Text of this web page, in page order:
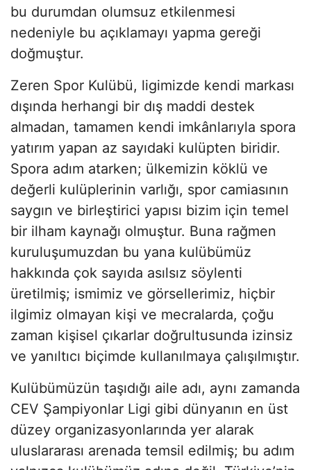
bu durumdan olumsuz etkilenmesi
nedeniyle bu açıklamayı yapma gereği
doğmuştur.
Zeren Spor Kulübü, ligimizde kendi markası
dışında herhangi bir dış maddi destek
almadan, tamamen kendi imkânlarıyla spora
yatırım yapan az sayıdaki kulüpten biridir.
Spora adım atarken; ülkemizin köklü ve
değerli kulüplerinin varlığı, spor camiasının
saygın ve birleştirici yapısı bizim için temel
bir ilham kaynağı olmuştur. Buna rağmen
kuruluşumuzdan bu yana kulübümüz
hakkında çok sayıda asılsız söylenti
üretilmiş; ismimiz ve görsellerimiz, hiçbir
ilgimiz olmayan kişi ve mecralarda, çoğu
zaman kişisel çıkarlar doğrultusunda izinsiz
ve yanıltıcı biçimde kullanılmaya çalışılmıştır.
Kulübümüzün taşıdığı aile adı, aynı zamanda
CEV Şampiyonlar Ligi gibi dünyanın en üst
düzey organizasyonlarında yer alarak
uluslararası arenada temsil edilmiş; bu adım